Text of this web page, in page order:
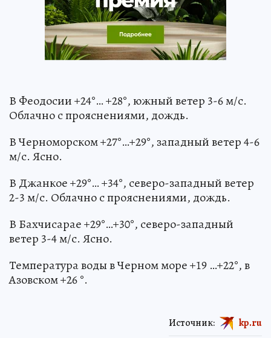
В Феодосии +24°… +28°, южный ветер 3-6 м/с.
Облачно с прояснениями, дождь.
В Черноморском +27°…+29°, западный ветер 4-6
м/с. Ясно.
В Джанкое +29°… +34°, северо-западный ветер
2-3 м/с. Облачно с прояснениями, дождь.
В Бахчисарае +29°…+30°, северо-западный
ветер 3-4 м/с. Ясно.
Температура воды в Черном море +19 …+22°, в
Азовском +26 °.
Источник: kp.ru